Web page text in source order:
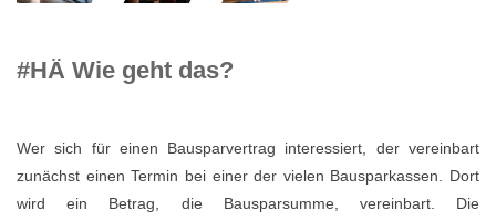
#HÄ Wie geht das?
Wer sich für einen Bausparvertrag interessiert, der vereinbart
zunächst einen Termin bei einer der vielen Bausparkassen. Dort
wird ein Betrag, die Bausparsumme, vereinbart. Die